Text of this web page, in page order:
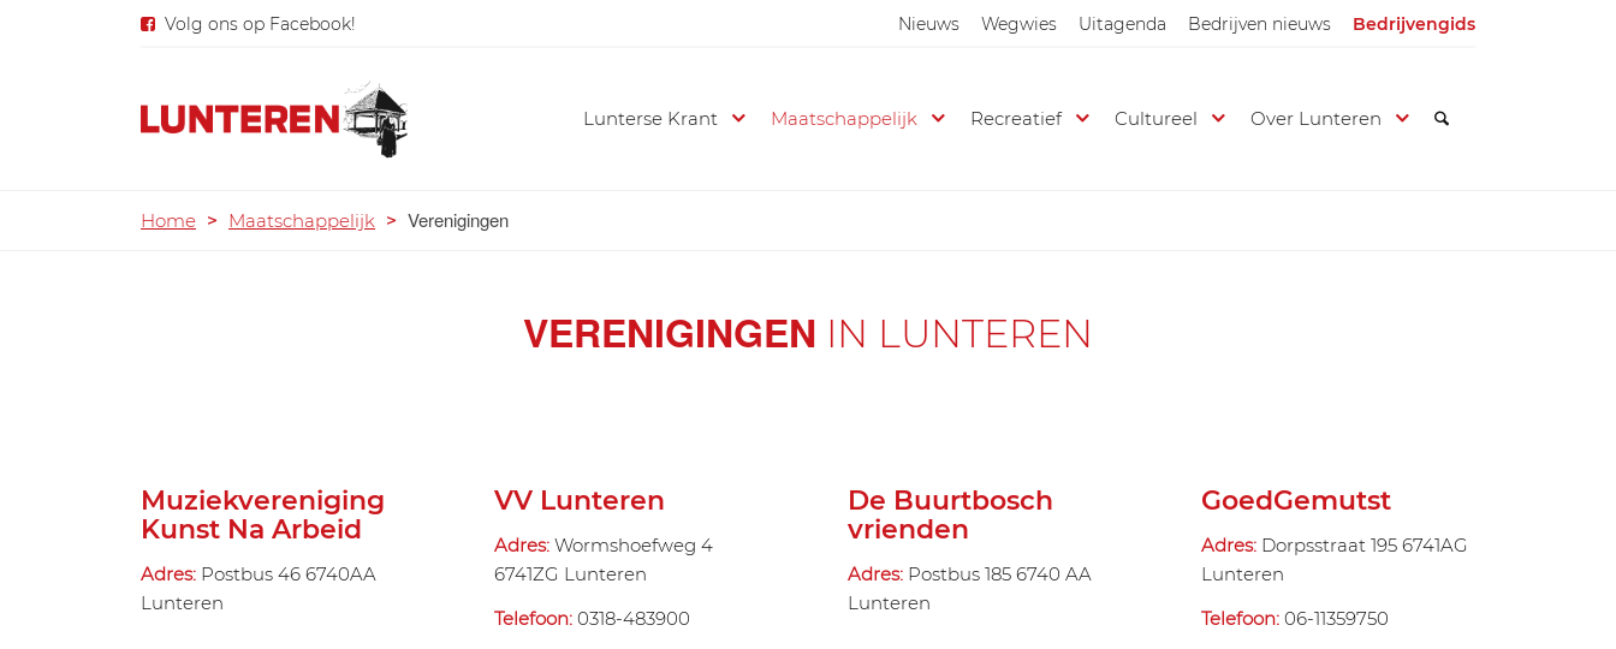
Nieuws Wegwies Uitagenda Bedrijven nieuws Bedrijvengids
Volg ons op Facebook!
Lunterse Krant Maatschappelijk Recreatief Cultureel Over Lunteren
Home > Maatschappelijk > Verenigingen
VERENIGINGEN IN LUNTEREN
Muziekvereniging
Kunst Na Arbeid
Adres: Postbus 46 6740AA
Lunteren
VV Lunteren
Adres:Wormshoefweg 4
6741ZG Lunteren
Telefoon:0318-483900
De Buurtbosch
vrienden
Adres: Postbus 185 6740 AA
Lunteren
GoedGemutst
Adres: Dorpsstraat 195 6741AG
Lunteren
Telefoon: 06-11359750